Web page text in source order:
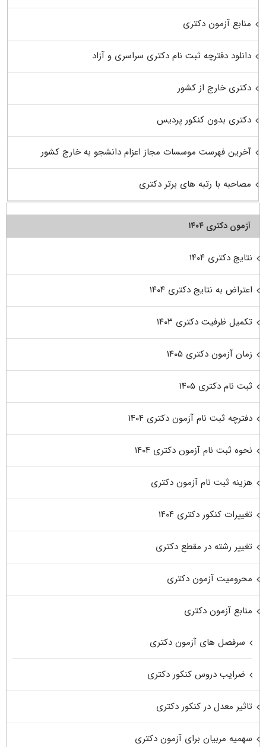
منابع آزمون دکتری
دانلود دفترچه ثبت نام دکتری سراسری و آزاد
دکتری خارج از کشور
دکتری بدون کنکور پردیس
آخرین فهرست موسسات مجاز اعزام دانشجو به خارج کشور
مصاحبه با رتبه های برتر دکتری
آزمون دکتری ۱۴۰۴
نتایج دکتری ۱۴۰۴
اعتراض به نتایج دکتری ۱۴۰۴
تکمیل ظرفیت دکتری ۱۴۰۳
زمان آزمون دکتری ۱۴۰۵
ثبت نام دکتری ۱۴۰۵
دفترچه ثبت نام آزمون دکتری ۱۴۰۴
نحوه ثبت نام آزمون دکتری ۱۴۰۴
هزینه ثبت نام آزمون دکتری
تغییرات کنکور دکتری ۱۴۰۴
تغییر رشته در مقطع دکتری
محرومیت آزمون دکتری
منابع آزمون دکتری
سرفصل های آزمون دکتری
ضرایب دروس کنکور دکتری
تاثیر معدل در کنکور دکتری
سهمیه مربیان برای آزمون دکتری